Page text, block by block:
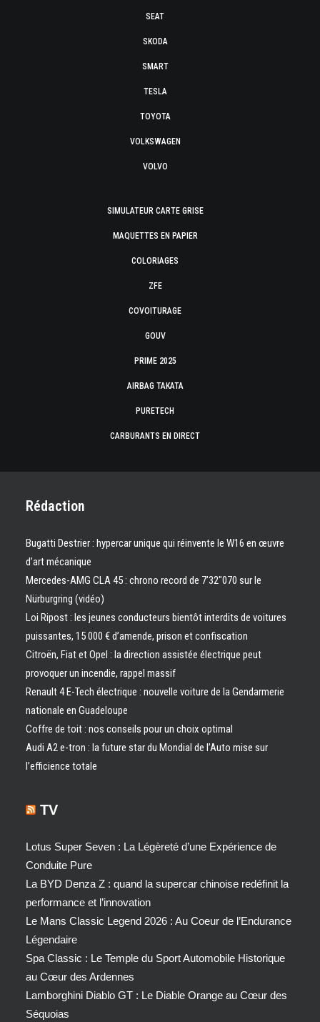
SEAT
SKODA
SMART
TESLA
TOYOTA
VOLKSWAGEN
VOLVO
SIMULATEUR CARTE GRISE
MAQUETTES EN PAPIER
COLORIAGES
ZFE
COVOITURAGE
GOUV
PRIME 2025
AIRBAG TAKATA
PURETECH
CARBURANTS EN DIRECT
Rédaction
Bugatti Destrier : hypercar unique qui réinvente le W16 en œuvre
d’art mécanique
Mercedes-AMG CLA 45 : chrono record de 7’32″070 sur le
Nürburgring (vidéo)
Loi Ripost : les jeunes conducteurs bientôt interdits de voitures
puissantes, 15 000 € d’amende, prison et confiscation
Citroën, Fiat et Opel : la direction assistée électrique peut
provoquer un incendie, rappel massif
Renault 4 E-Tech électrique : nouvelle voiture de la Gendarmerie
nationale en Guadeloupe
Coffre de toit : nos conseils pour un choix optimal
Audi A2 e-tron : la future star du Mondial de l’Auto mise sur
l’efficience totale
TV
Lotus Super Seven : La Légèreté d’une Expérience de
Conduite Pure
La BYD Denza Z : quand la supercar chinoise redéfinit la
performance et l’innovation
Le Mans Classic Legend 2026 : Au Coeur de l’Endurance
Légendaire
Spa Classic : Le Temple du Sport Automobile Historique
au Cœur des Ardennes
Lamborghini Diablo GT : Le Diable Orange au Cœur des
Séquoias